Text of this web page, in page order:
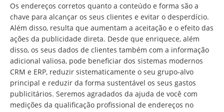
Os endereços corretos quanto a conteúdo e forma são a
chave para alcançar os seus clientes e evitar o desperdício.
Além disso, resulta que aumentam a aceitação e o efeito das
ações da publicidade direta. Desde que enriquece, além
disso, os seus dados de clientes também com a informação
adicional valiosa, pode beneficiar dos sistemas modernos
CRM e ERP, reduzir sistematicamente o seu grupo-alvo
principal e reduzir da forma sustentável os seus gastos
publicitários. Seremos agradados da ajuda de você com
medições da qualificação profissional de endereços no